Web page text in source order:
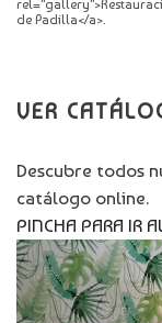
de Padilla</a>.
VER
Descubre todos
catálogo online.
PINCHA PARA IR